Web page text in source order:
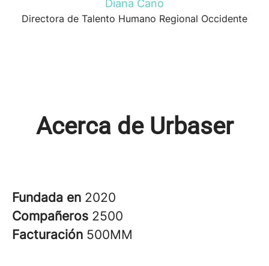
Diana Cano
Directora de Talento Humano Regional Occidente
Acerca de Urbaser
Fundada en 2020
Compañeros 2500
Facturación 500MM